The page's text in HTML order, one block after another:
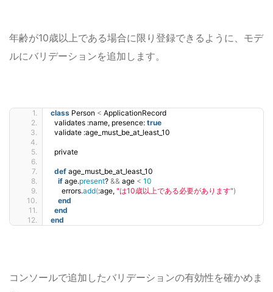
年齢が10歳以上である場合に限り登録できるように、モデ
ルにバリデーションを追加します。
class Person < ApplicationRecord
  validates :name, presence:
true
  validate :age_must_be_at_least_10
  private
def age_must_be_at_least_10
if age.present? && age < 10
      errors.
add(:age, "は10歳以上である必要があります")
end
end
end
コンソールで追加したバリデーションの有効性を確かめま